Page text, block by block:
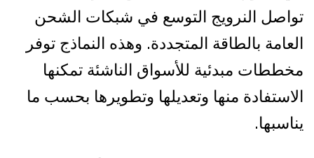
تواصل النرويج التوسع في شبكات الشحن
العامة بالطاقة المتجددة. وهذه النماذج توفر
مخططات مبدئية للأسواق الناشئة تمكنها
الاستفادة منها وتعديلها وتطويرها بحسب ما
يناسبها.